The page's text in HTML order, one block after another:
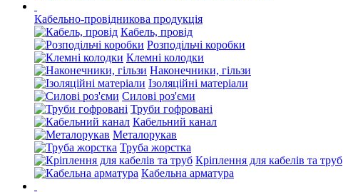
Кабельно-провідникова продукція
Кабель, провід
Розподільчі коробки
Клемні колодки
Наконечники, гільзи
Ізоляційні матеріали
Силові роз'єми
Труби гофровані
Кабельний канал
Металорукав
Труба жорстка
Кріплення для кабелів та труб
Кабельна арматура